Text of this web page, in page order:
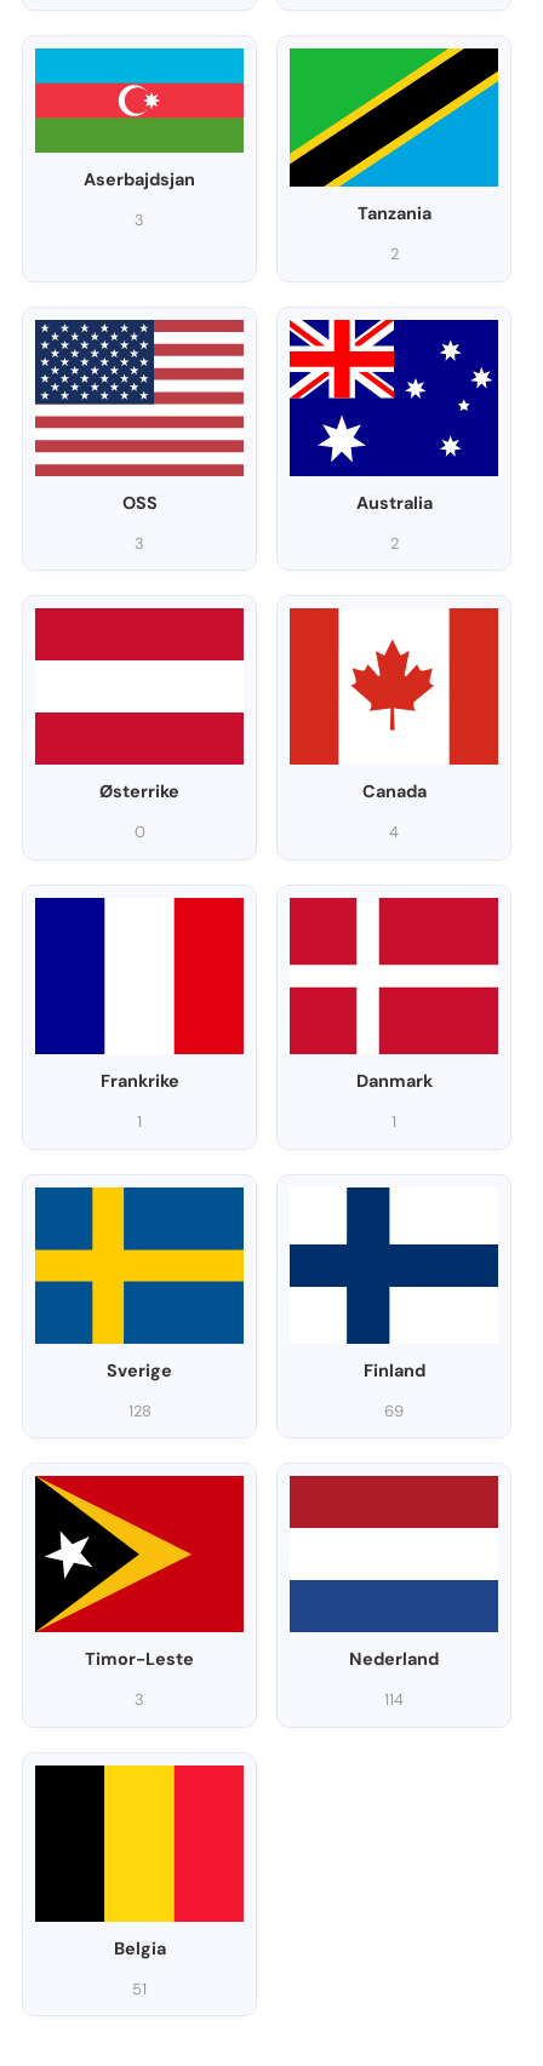
Aserbajdsjan
3 Tanzania
2
OSS
3
Australia
2
Østerrike
0
Canada
4
Frankrike
1
Danmark
1
Sverige
128
Finland
69
Timor-Leste
3
Nederland
114
Belgia
51